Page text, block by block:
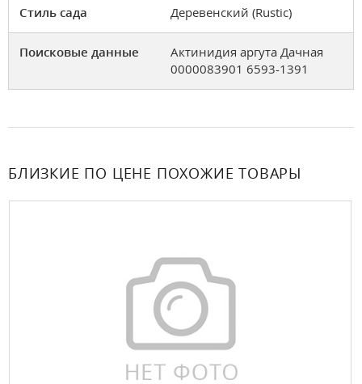
Стиль сада Деревенский (Rustic)
Поисковые данные
Актинидия аргута Дачная
0000083901 6593-1391
БЛИЗКИЕ ПО ЦЕНЕ ПОХОЖИЕ ТОВАРЫ